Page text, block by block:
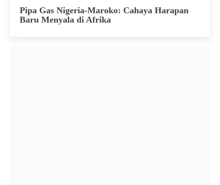
Pipa Gas Nigeria-Maroko: Cahaya Harapan
Baru Menyala di Afrika